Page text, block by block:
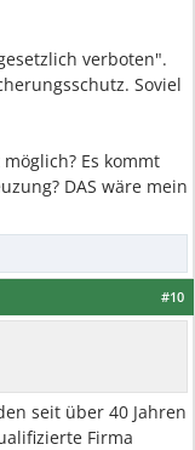
verboten".
Soviel
Es kommt
DAS wäre mein
#10
seit über 40 Jahren
Firma